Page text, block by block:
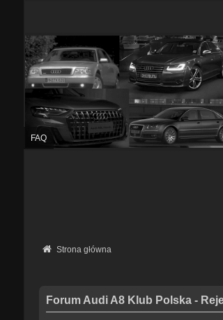
FAQ
Strona główna
Forum Audi A8 Klub Polska -